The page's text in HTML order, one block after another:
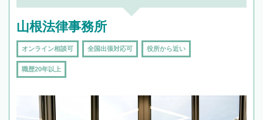
山根法律事務所
オンライン相談可 全国出張対応可 役所から近い
職歴20年以上